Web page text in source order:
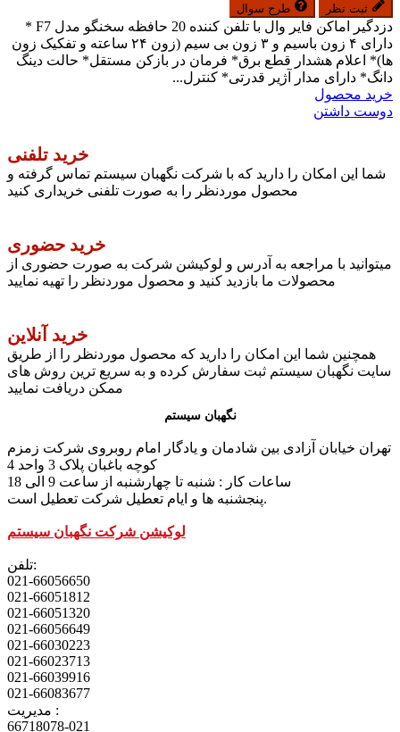
ثبت نظر طرح سوال
دزدگیر اماکن فایر وال با تلفن کننده 20 حافظه سخنگو مدل F7 *
دارای ۴ زون باسیم و ۳ زون بی سیم (زون ۲۴ ساعته و تفکیک زون
ها)* اعلام هشدار قطع برق* فرمان در بازکن مستقل* حالت دینگ
دانگ* دارای مدار آژیر قدرتی* کنترل...
خرید محصول
دوست داشتن
خرید تلفنی
شما این امکان را دارید که با شرکت نگهبان سیستم تماس گرفته و
محصول موردنظر را به صورت تلفنی خریداری کنید
خرید حضوری
میتوانید با مراجعه به آدرس و لوکیشن شرکت به صورت حضوری از
محصولات ما بازدید کنید و محصول موردنظر را تهیه نمایید
خرید آنلاین
همچنین شما این امکان را دارید که محصول موردنظر را از طریق
سایت نگهبان سیستم ثبت سفارش کرده و به سریع ترین روش های
ممکن دریافت نمایید
نگهبان سیستم
تهران خیابان آزادی بین شادمان و یادگار امام روبروی شرکت زمزم
کوچه باغبان پلاک 3 واحد 4
پنجشنبه ها و ایام تعطیل شرکت تعطیل است.
لوکیشن شرکت نگهبان سیستم
تلفن:
021-66056650
021-66051812
021-66051320
021-66056649
021-66030223
021-66023713
021-66039916
021-66083677
مدیریت :
66718078-021